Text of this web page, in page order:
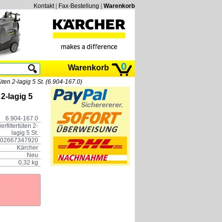
Kontakt| Fax-Bestellung Warenkorb
Warenkorb 0
2-lagig 5 St. (6.904-167.0)
lagig 5
6.904-167.0
2-
lagig 5 St.
Kärcher
Neu
0,32 kg